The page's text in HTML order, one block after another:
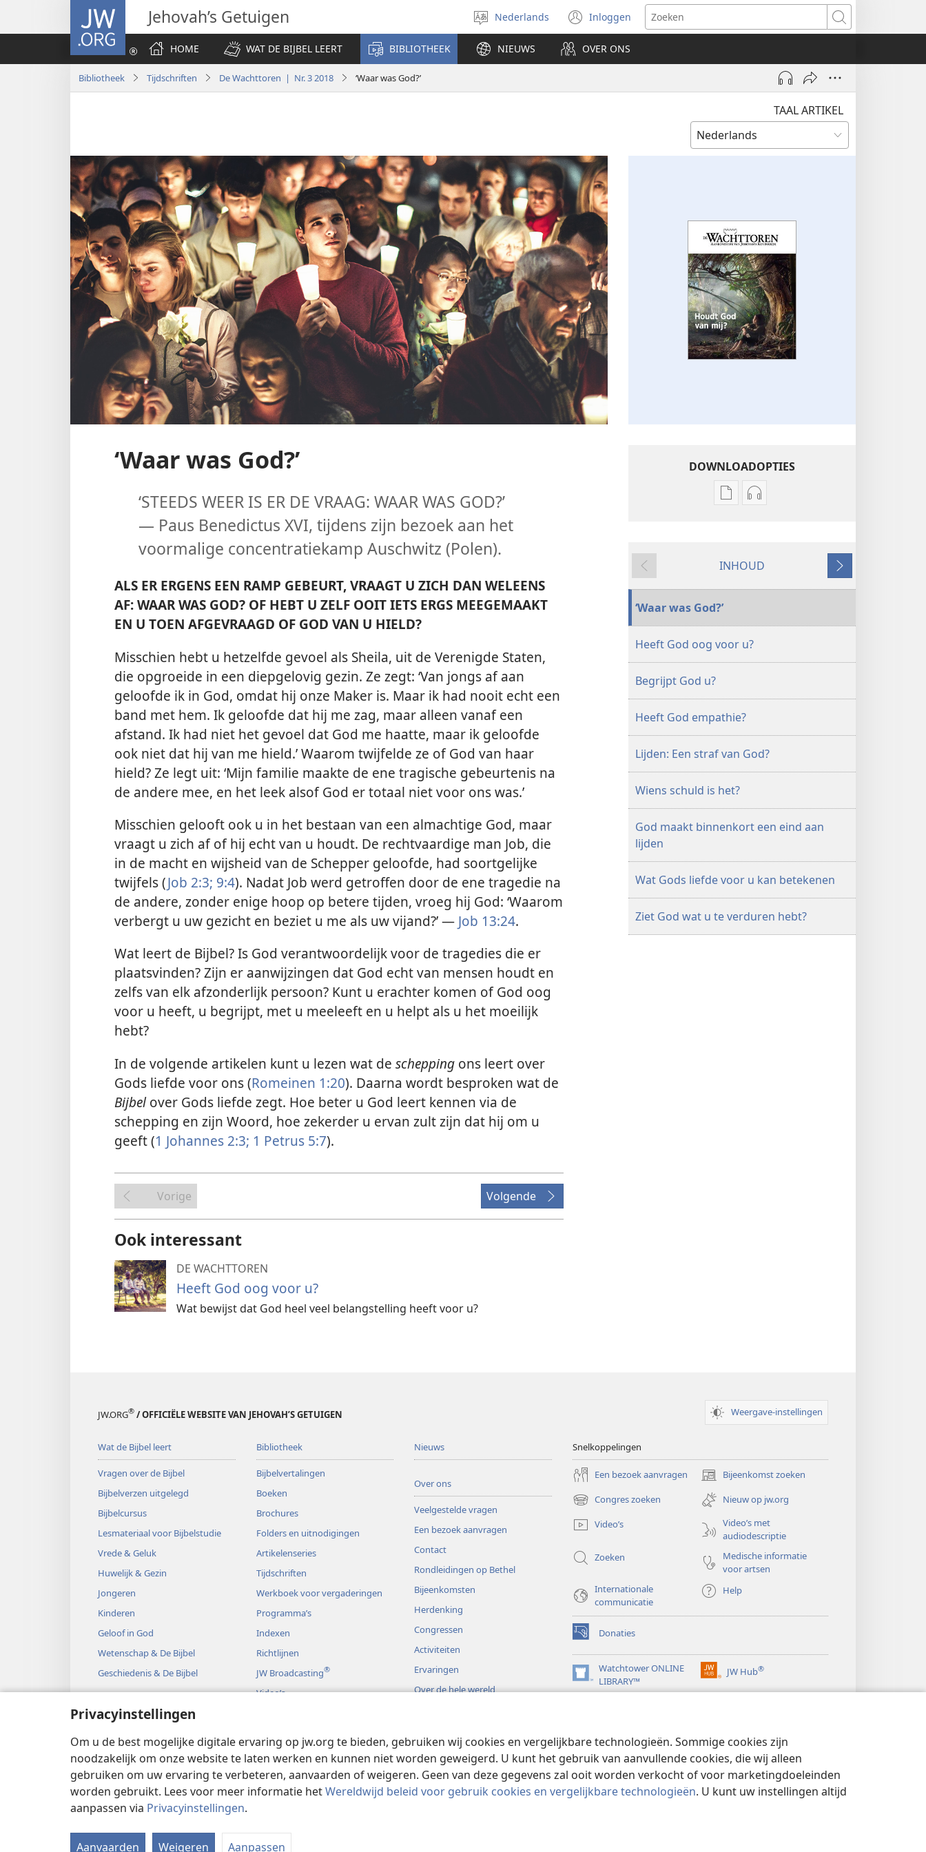
Privacyinstellingen
Om u de best mogelijke digitale ervaring op jw.org te bieden, gebruiken wij cookies en vergelijkbare technologieën. Sommige cookies zijn
noodzakelijk om onze website te laten werken en kunnen niet worden geweigerd. U kunt het gebruik van aanvullende cookies, die wij alleen
gebruiken om uw ervaring te verbeteren, aanvaarden of weigeren. Geen van deze gegevens zal ooit worden verkocht of voor marketingdoeleinden
worden gebruikt. Lees voor meer informatie hetWereldwijd beleid voor gebruik cookies en vergelijkbare technologieën. U kunt uw instellingen altijd
aanpassen via Privacyinstellingen.
Aanvaarden Weigeren Aanpassen
JW.ORG Jehovah’s Getuigen
Taal
selecteren
Nederlands Inloggen
(opent
nieuw
venster)
Zoeken
HOME
WAT DE BIJBEL LEERT BIBLIOTHEEK NIEUWS OVER ONS
Bibliotheek Tijdschriften De Wachttoren | Nr. 3 2018 ‘Waar was God?’
TAAL ARTIKEL
‘Waar was God?’
‘STEEDS WEER IS ER DE VRAAG: WAAR WAS GOD?’
— Paus Benedictus XVI, tijdens zijn bezoek aan het
voormalige concentratiekamp Auschwitz (Polen).
ALS ER ERGENS EEN RAMP GEBEURT, VRAAGT U ZICH DAN WELEENS
AF: WAAR WAS GOD? OF HEBT U ZELF OOIT IETS ERGS MEEGEMAAKT
EN U TOEN AFGEVRAAGD OF GOD VAN U HIELD?
Misschien hebt u hetzelfde gevoel als Sheila, uit de Verenigde Staten,
die opgroeide in een diepgelovig gezin. Ze zegt: ‘Van jongs af aan
geloofde ik in God, omdat hij onze Maker is. Maar ik had nooit echt een
band met hem. Ik geloofde dat hij me zag, maar alleen vanaf een
afstand. Ik had niet het gevoel dat God me haatte, maar ik geloofde
ook niet dat hij van me hield.’ Waarom twijfelde ze of God van haar
hield? Ze legt uit: ‘Mijn familie maakte de ene tragische gebeurtenis na
de andere mee, en het leek alsof God er totaal niet voor ons was.’
Misschien gelooft ook u in het bestaan van een almachtige God, maar
vraagt u zich af of hij echt van u houdt. De rechtvaardige man Job, die
in de macht en wijsheid van de Schepper geloofde, had soortgelijke
twijfels (Job 2:3; 9:4). Nadat Job werd getroffen door de ene tragedie na
de andere, zonder enige hoop op betere tijden, vroeg hij God: ‘Waarom
verbergt u uw gezicht en beziet u me als uw vijand?’ — Job 13:24.
Wat leert de Bijbel? Is God verantwoordelijk voor de tragedies die er
plaatsvinden? Zijn er aanwijzingen dat God echt van mensen houdt en
zelfs van elk afzonderlijk persoon? Kunt u erachter komen of God oog
voor u heeft, u begrijpt, met u meeleeft en u helpt als u het moeilijk
hebt?
In de volgende artikelen kunt u lezen wat de schepping ons leert over
Gods liefde voor ons (Romeinen 1:20). Daarna wordt besproken wat de
Bijbelover Gods liefde zegt. Hoe beter u God leert kennen via de
schepping en zijn Woord, hoe zekerder u ervan zult zijn dat hij om u
geeft (1 Johannes 2:3; 1 Petrus 5:7).
Vorige Volgende
Ook interessant
DE WACHTTOREN
Heeft God oog voor u?
Wat bewijst dat God heel veel belangstelling heeft voor u?
DOWNLOADOPTIES
Downloadopties
Houdt
Downloadopties
WACHTTOREN
Houdt
Vorige
INHOUD
Volgende
‘Waar was God?’
Heeft God oog voor u?
Begrijpt God u?
Heeft God empathie?
Lijden: Een straf van God?
Wiens schuld is het?
God maakt binnenkort een eind aan
lijden
Wat Gods liefde voor u kan betekenen
Ziet God wat u te verduren hebt?
JW.ORG® / OFFICIËLE WEBSITE VAN JEHOVAH’S GETUIGEN Weergave-instellingen
Wat de Bijbel leert
Vragen over de Bijbel
Bijbelverzen uitgelegd
Bijbelcursus
Lesmateriaal voor Bijbelstudie
Vrede & Geluk
Huwelijk & Gezin
Jongeren
Kinderen
Geloof in God
Wetenschap & De Bijbel
Geschiedenis & De Bijbel
Bibliotheek
Bijbelvertalingen
Boeken
Brochures
Folders en uitnodigingen
Artikelenseries
Tijdschriften
Werkboek voor vergaderingen
Programma’s
Indexen
Richtlijnen
JW Broadcasting®
Video’s
Bijbelse hoorspelen
Nieuws
Over ons
Veelgestelde vragen
Een bezoek aanvragen
Contact
Rondleidingen op Bethel
Bijeenkomsten
Herdenking
Congressen
Activiteiten
Ervaringen
Over de hele wereld
Snelkoppelingen
Een bezoek aanvragen Bijeenkomst zoeken
(opent
nieuw
venster)
Congres zoeken
(opent
nieuw
venster)
Nieuw op jw.org
Video’s
Video’s met
audiodescriptie
Zoeken
Medische informatie
voor artsen
Internationale
communicatie
Help
Donaties
(opent
nieuw
venster)Watchtower ONLINE
LIBRARY™
(opent
nieuw
JW Hub®
(opent
nieuw
Copyright© 2026 Watch Tower Bible and Tract Society of Pennsylvania.